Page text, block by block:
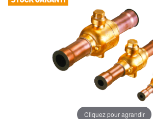
Cliquez pour agrandir